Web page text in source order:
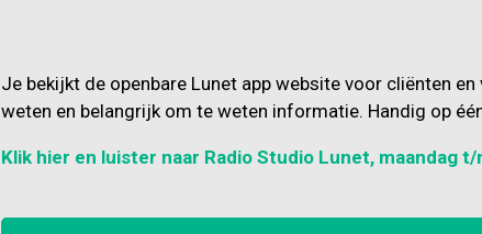
Je bekijkt de openbare Lunet app website voor cliënten
weten en belangrijk om te weten informatie. Handig op
Klik hier en luister naar Radio Studio Lunet, maandag